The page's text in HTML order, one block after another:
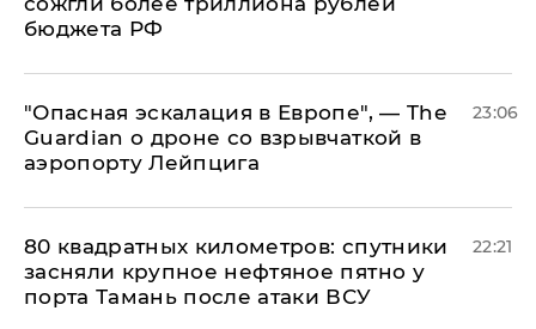
бюджета РФ
"Опасная эскалация в Европе", — The
Guardian о дроне со взрывчаткой в
аэропорту Лейпцига
23:06
80 квадратных километров: спутники
засняли крупное нефтяное пятно у
порта Тамань после атаки ВСУ
22:21